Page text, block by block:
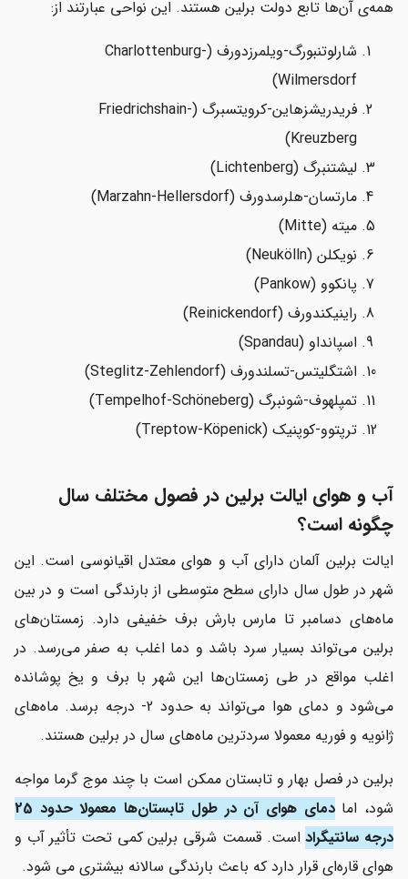
همه‌ی آن‌ها تابع دولت برلین هستند. این نواحی عبارتند از:
شارلوتنبورگ-ویلمرزدورف (Charlottenburg-
Wilmersdorf)
فریدریشزهاین-کرویتسبرگ (Friedrichshain-
Kreuzberg)
لیشتنبرگ (Lichtenberg)
مارتسان-هلرسدورف (Marzahn-Hellersdorf)
میته (Mitte)
نویکلن (Neukölln)
پانکوو (Pankow)
راینیکندورف (Reinickendorf)
اسپانداو (Spandau)
اشتگلیتس-تسلندورف (Steglitz-Zehlendorf)
تمپلهوف-شونبرگ (Tempelhof-Schöneberg)
ترپتوو-کوپنیک (Treptow-Köpenick)
آب و هوای ایالت برلین در فصول مختلف سال
چگونه است؟
ایالت برلین آلمان دارای آب و هوای معتدل اقیانوسی است. این
شهر در طول سال دارای سطح متوسطی از بارندگی است و در بین
ماه‌های دسامبر تا مارس بارش برف خفیفی دارد. زمستان‌های
برلین می‌تواند بسیار سرد باشد و دما اغلب به صفر می‌رسد. در
اغلب مواقع در طی زمستان‌ها این شهر با برف و یخ پوشانده
می‌شود و دمای هوا می‌تواند به حدود 2- درجه برسد. ماه‌های
ژانویه و فوریه معمولا سردترین ماه‌های سال در برلین هستند.
برلین در فصل بهار و تابستان ممکن است با چند موج گرما مواجه
شود، اما
دمای هوای آن در طول تابستان‌ها معمولا حدود 25
درجه سانتیگراداست. قسمت شرقی برلین کمی تحت تأثیر آب و
هوای قاره‌ای قرار دارد که باعث بارندگی سالانه بیشتری می شود.